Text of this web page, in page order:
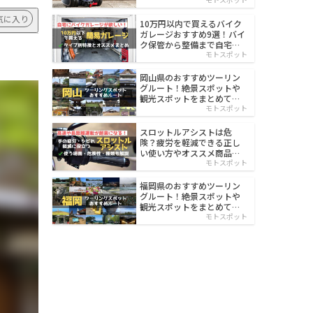
に入り
10万円以内で買えるバイク
ガレージおすすめ9選！バイ
ク保管から整備まで自宅で
モトスポット
岡山県のおすすめツーリン
グルート！絶景スポットや
観光スポットをまとめて紹
モトスポット
スロットルアシストは危
険？疲労を軽減できる正し
い使い方やオススメ商品を
モトスポット
福岡県のおすすめツーリン
グルート！絶景スポットや
観光スポットをまとめて紹
モトスポット